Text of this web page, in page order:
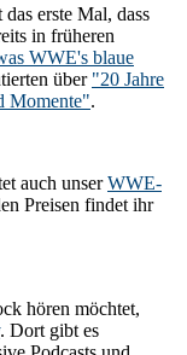
erste Mal, dass
in früheren
WWE's blaue
über "20 Jahre
Momente".
auch unserWWE-
Preisen findet ihr
hören möchtet,
. Dort gibt es